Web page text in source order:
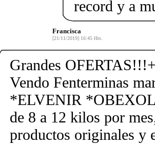
record y a
Francisca
[21/11/2019] 16:45 Hrs.
Grandes
Vendo Fenterminas
*ELVENIR
de 8 a 12 kilos por
productos originales y